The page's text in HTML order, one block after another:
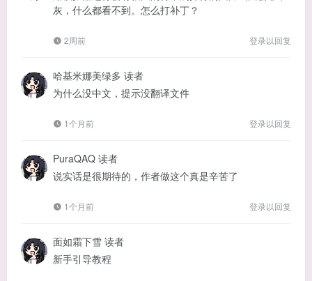
灰，什么都看不到。怎么打补丁？
2周前 登录以回复
哈基米娜美绿多 读者
为什么没中文，提示没翻译文件
1个月前 登录以回复
PuraQAQ 读者
说实话是很期待的，作者做这个真是辛苦了
1个月前 登录以回复
面如霜下雪 读者
新手引导教程